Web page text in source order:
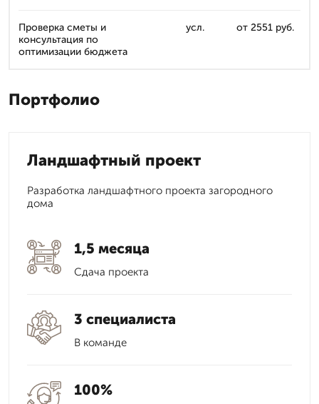
Проверка сметы и
консультация по
оптимизации бюджета
усл. от 2551 руб.
Портфолио
Ландшафтный проект
Разработка ландшафтного проекта загородного
дома
1,5 месяца
Сдача проекта
3 специалиста
В команде
100%